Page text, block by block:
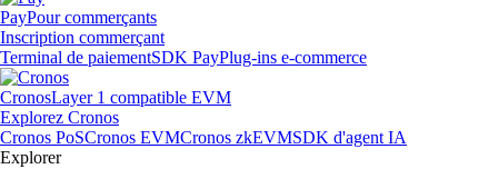
PayPour commerçants
Inscription commerçant
Terminal de paiementSDK PayPlug-ins e-commerce
CronosLayer 1 compatible EVM
Explorez Cronos
Cronos PoSCronos EVMCronos zkEVMSDK d'agent IA
Explorer